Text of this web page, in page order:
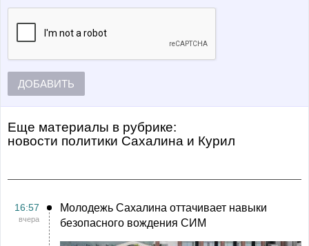
ДОБАВИТЬ
Еще материалы в рубрике:
Новости политики Сахалина и Курил
16:57
вчера
Молодежь Сахалина оттачивает навыки
безопасного вождения СИМ